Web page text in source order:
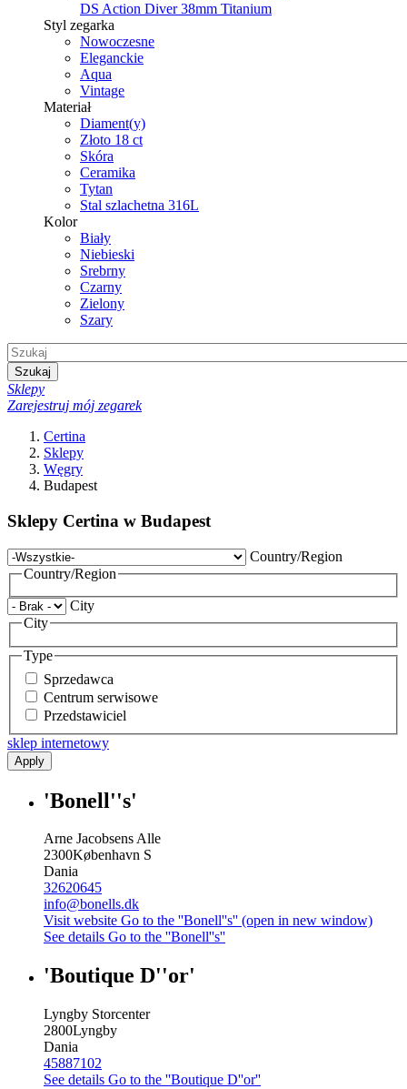
DS Action Diver 38mm Titanium
Styl zegarka
Nowoczesne
Eleganckie
Aqua
Vintage
Materiał
Diament(y)
Złoto 18 ct
Skóra
Ceramika
Tytan
Stal szlachetna 316L
Kolor
Biały
Niebieski
Srebrny
Czarny
Zielony
Szary
Szukaj
Sklepy
Zarejestruj mój zegarek
Certina
Sklepy
Węgry
Budapest
Sklepy Certina w Budapest
Country/Region
Country/Region
City
City
Type
Sprzedawca
Centrum serwisowe
Przedstawiciel
sklep internetowy
Apply
'Bonell''s'
Arne Jacobsens Alle
2300København S
Dania
32620645
info@bonells.dk
Visit website Go to the ''Bonell''s'' (open in new window)
See details Go to the ''Bonell''s''
'Boutique D''or'
Lyngby Storcenter
2800Lyngby
Dania
45887102
See details Go to the ''Boutique D''or''